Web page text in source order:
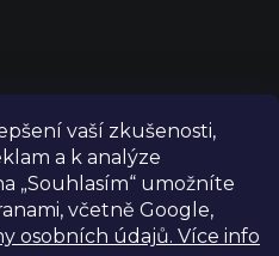
vaší zkušenosti,
a k analýze
„Souhlasím“ umožníte
včetně Google,
osobních údajů. Více info